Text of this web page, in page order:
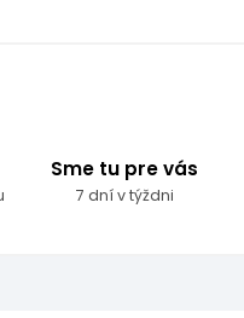
Sme tu pre vás
7 dní v týždni